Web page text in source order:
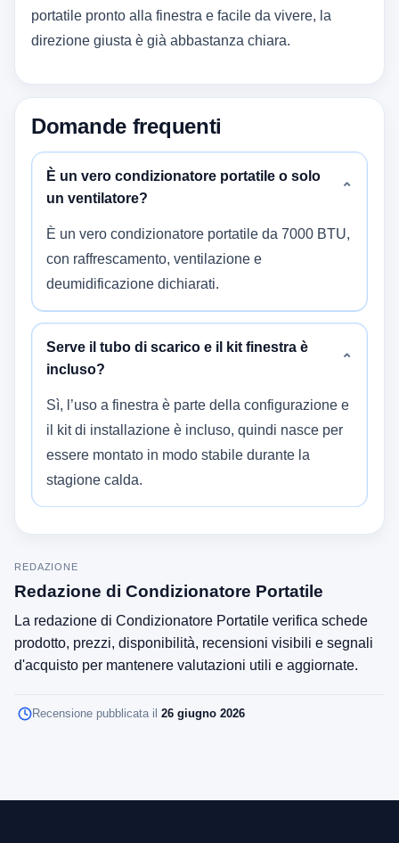
portatile pronto alla finestra e facile da vivere, la
direzione giusta è già abbastanza chiara.
Domande frequenti
È un vero condizionatore portatile o solo
un ventilatore?
⌄
È un vero condizionatore portatile da 7000 BTU,
con raffrescamento, ventilazione e
deumidificazione dichiarati.
Serve il tubo di scarico e il kit finestra è
incluso?
⌄
Sì, l’uso a finestra è parte della configurazione e
il kit di installazione è incluso, quindi nasce per
essere montato in modo stabile durante la
stagione calda.
REDAZIONE
Redazione di Condizionatore Portatile
La redazione di Condizionatore Portatile verifica schede
prodotto, prezzi, disponibilità, recensioni visibili e segnali
d'acquisto per mantenere valutazioni utili e aggiornate.
Recensione pubblicata il 26 giugno 2026